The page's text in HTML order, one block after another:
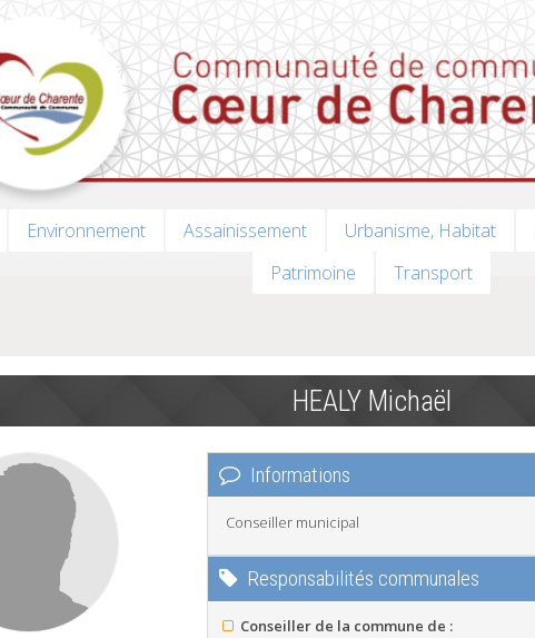
Environnement Assainissement Urbanisme, Habitat
Patrimoine
Transport
HEALY Michaël
Informations
Conseiller municipal
Responsabilités communales
Conseiller de la commune de :